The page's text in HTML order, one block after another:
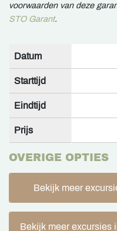
voorwaarden van deze
STO Garant.
Datum
Starttijd
Eindtijd
Prijs
OVERIGE OPTIES
Bekijk meer
Bekijk meer excursies